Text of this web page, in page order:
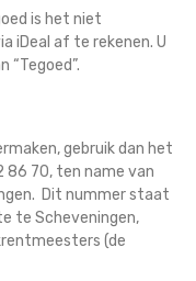
is het niet
iDeal af te rekenen. U
“Tegoed”.
gebruik dan het
86 70, ten name van
Dit nummer staat
te Scheveningen,
(de